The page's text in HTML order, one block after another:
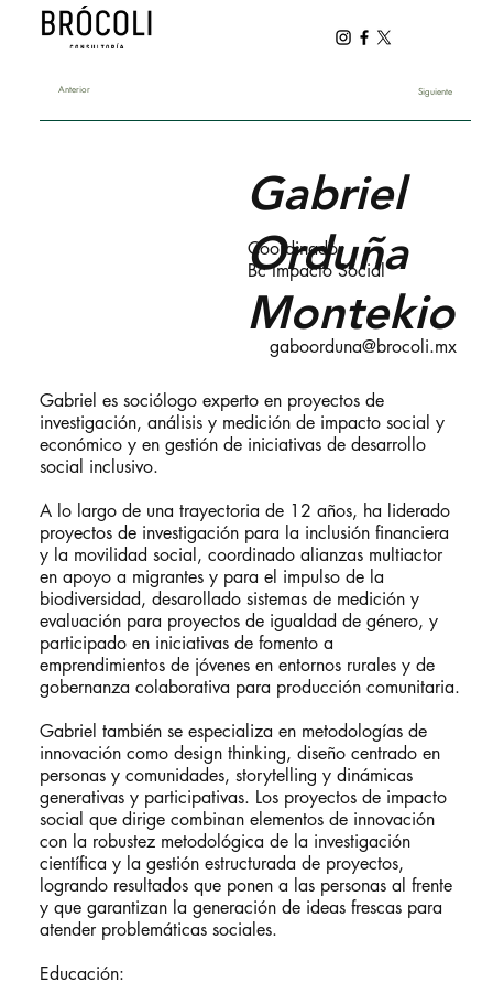
Anterior Siguiente
gaboorduna@brocoli.mx
Gabriel
Orduña
Montekio
Coordinador
Bc Impacto Social
Gabriel es sociólogo experto en proyectos de
investigación, análisis y medición de impacto social y
económico y en gestión de iniciativas de desarrollo
social inclusivo.
A lo largo de una trayectoria de 12 años, ha liderado
proyectos de investigación para la inclusión financiera
y la movilidad social, coordinado alianzas multiactor
en apoyo a migrantes y para el impulso de la
biodiversidad, desarollado sistemas de medición y
evaluación para proyectos de igualdad de género, y
participado en iniciativas de fomento a
emprendimientos de jóvenes en entornos rurales y de
gobernanza colaborativa para producción comunitaria.
Gabriel también se especializa en metodologías de
innovación como design thinking, diseño centrado en
personas y comunidades, storytelling y dinámicas
generativas y participativas. Los proyectos de impacto
social que dirige combinan elementos de innovación
con la robustez metodológica de la investigación
científica y la gestión estructurada de proyectos,
logrando resultados que ponen a las personas al frente
y que garantizan la generación de ideas frescas para
atender problemáticas sociales.
Educación: